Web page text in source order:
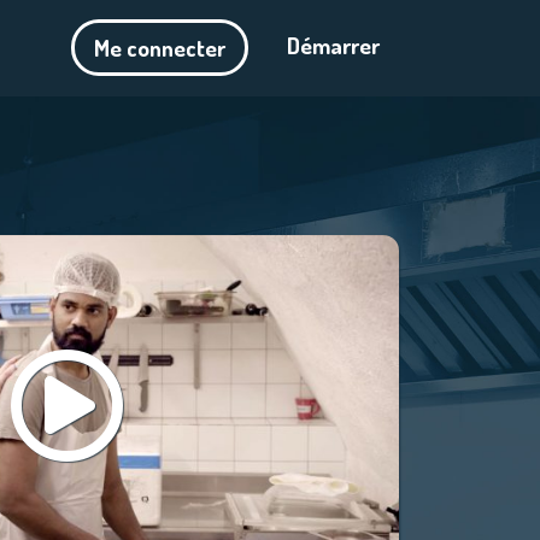
Me connecter Démarrer